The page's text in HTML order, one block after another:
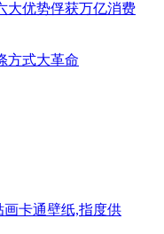
大优势俘获万亿消费
方式大革命